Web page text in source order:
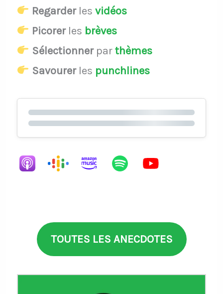
Regarderles vidéos
Picorerles brèves
Sélectionnerparthèmes
Savourerles punchlines
TOUTES LES ANECDOTES